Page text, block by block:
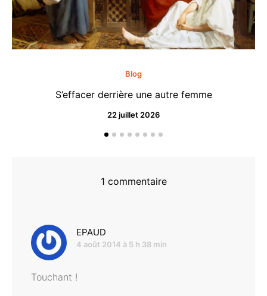
Blog
S’effacer derrière une autre femme
22 juillet 2026
1 commentaire
EPAUD
4 août 2014 à 5 h 38 min
Touchant !